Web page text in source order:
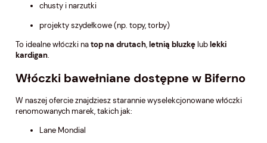
chusty i narzutki
projekty szydełkowe (np. topy, torby)
To idealne włóczki natop na drutach,letnią bluzkęlublekki
kardigan.
Włóczki bawełniane dostępne w Biferno
W naszej ofercie znajdziesz starannie wyselekcjonowane włóczki
renomowanych marek, takich jak:
Lane Mondial